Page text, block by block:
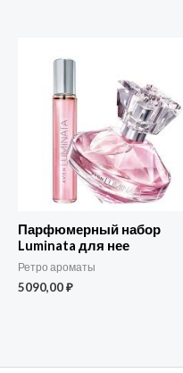
Парфюмерный набор
Luminata для нее
Ретро ароматы
5090,00₽